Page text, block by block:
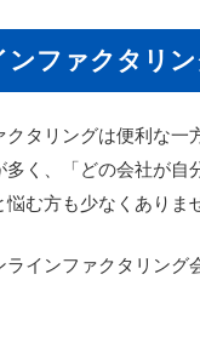
ンファクタリ
クタリングは便利な一
多く、「どの会社が自
む方も少なくありま
ラインファクタリング